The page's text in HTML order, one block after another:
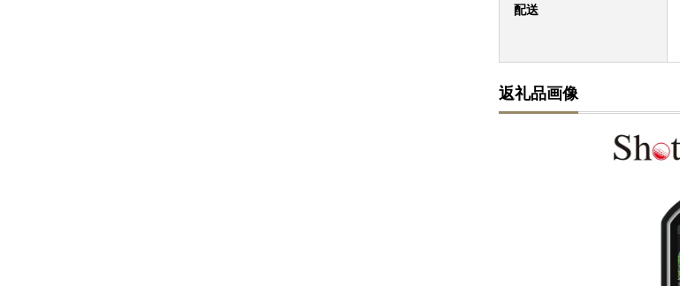
配送
返礼品画像